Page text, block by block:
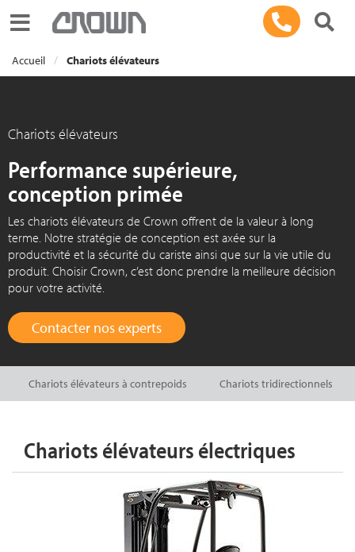
Toggle navigation
Accueil Chariots élévateurs
Chariots élévateurs
Performance supérieure,
conception primée
Les chariots élévateurs de Crown offrent de la valeur à long
terme. Notre stratégie de conception est axée sur la
productivité et la sécurité du cariste ainsi que sur la vie utile du
produit. Choisir Crown, c’est donc prendre la meilleure décision
pour votre activité.
Contacter nos experts
Chariots élévateurs à contrepoids Chariots tridirectionnels
Chariots élévateurs électriques